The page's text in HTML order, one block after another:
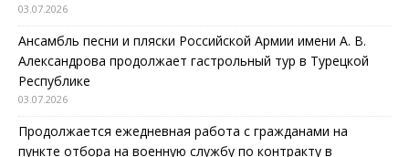
03.07.2026
Ансамбль песни и пляски Российской Армии имени А. В.
Александрова продолжает гастрольный тур в Турецкой
Республике
03.07.2026
Продолжается ежедневная работа с гражданами на
пункте отбора на военную службу по контракту в